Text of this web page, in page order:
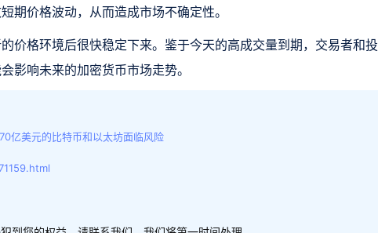
期价格波动，从而造成市场不确定性。
价格环境后很快稳定下来。鉴于今天的高成交量到期，交易者和投
影响未来的加密货币市场走势。
亿美元的比特币和以太坊面临风险